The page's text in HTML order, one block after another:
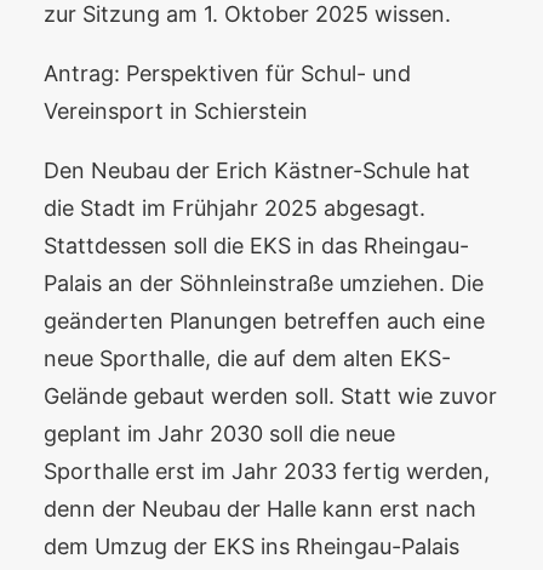
zur Sitzung am 1. Oktober 2025 wissen.
Antrag: Perspektiven für Schul- und
Vereinsport in Schierstein
Den Neubau der Erich Kästner-Schule hat
die Stadt im Frühjahr 2025 abgesagt.
Stattdessen soll die EKS in das Rheingau-
Palais an der Söhnleinstraße umziehen. Die
geänderten Planungen betreffen auch eine
neue Sporthalle, die auf dem alten EKS-
Gelände gebaut werden soll. Statt wie zuvor
geplant im Jahr 2030 soll die neue
Sporthalle erst im Jahr 2033 fertig werden,
denn der Neubau der Halle kann erst nach
dem Umzug der EKS ins Rheingau-Palais